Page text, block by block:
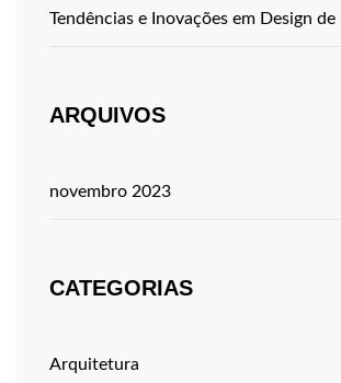
Tendências e Inovações em Design
ARQUIVOS
novembro 2023
CATEGORIAS
Arquitetura